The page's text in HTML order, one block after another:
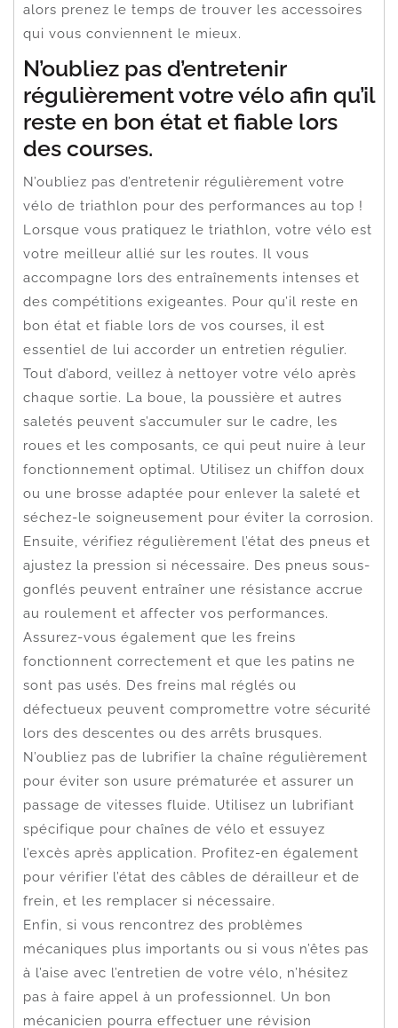
alors prenez le temps de trouver les accessoires
qui vous conviennent le mieux.
N’oubliez pas d’entretenir
régulièrement votre vélo afin qu’il
reste en bon état et fiable lors
des courses.
N’oubliez pas d’entretenir régulièrement votre
vélo de triathlon pour des performances au top !
Lorsque vous pratiquez le triathlon, votre vélo est
votre meilleur allié sur les routes. Il vous
accompagne lors des entraînements intenses et
des compétitions exigeantes. Pour qu’il reste en
bon état et fiable lors de vos courses, il est
essentiel de lui accorder un entretien régulier.
Tout d’abord, veillez à nettoyer votre vélo après
chaque sortie. La boue, la poussière et autres
saletés peuvent s’accumuler sur le cadre, les
roues et les composants, ce qui peut nuire à leur
fonctionnement optimal. Utilisez un chiffon doux
ou une brosse adaptée pour enlever la saleté et
séchez-le soigneusement pour éviter la corrosion.
Ensuite, vérifiez régulièrement l’état des pneus et
ajustez la pression si nécessaire. Des pneus sous-
gonflés peuvent entraîner une résistance accrue
au roulement et affecter vos performances.
Assurez-vous également que les freins
fonctionnent correctement et que les patins ne
sont pas usés. Des freins mal réglés ou
défectueux peuvent compromettre votre sécurité
lors des descentes ou des arrêts brusques.
N’oubliez pas de lubrifier la chaîne régulièrement
pour éviter son usure prématurée et assurer un
passage de vitesses fluide. Utilisez un lubrifiant
spécifique pour chaînes de vélo et essuyez
l’excès après application. Profitez-en également
pour vérifier l’état des câbles de dérailleur et de
frein, et les remplacer si nécessaire.
Enfin, si vous rencontrez des problèmes
mécaniques plus importants ou si vous n’êtes pas
à l’aise avec l’entretien de votre vélo, n’hésitez
pas à faire appel à un professionnel. Un bon
mécanicien pourra effectuer une révision